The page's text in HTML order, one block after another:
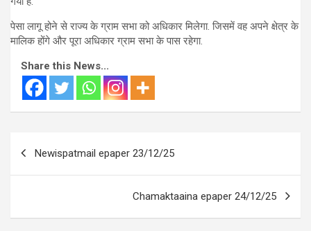
पेसा लागू होने से राज्य के ग्राम सभा को अधिकार मिलेगा. जिसमें वह अपने क्षेत्र के
मालिक होंगे और पूरा अधिकार ग्राम सभा के पास रहेगा.
Share this News...
navigation
Newispatmail epaper 23/12/25
Chamaktaaina epaper 24/12/25